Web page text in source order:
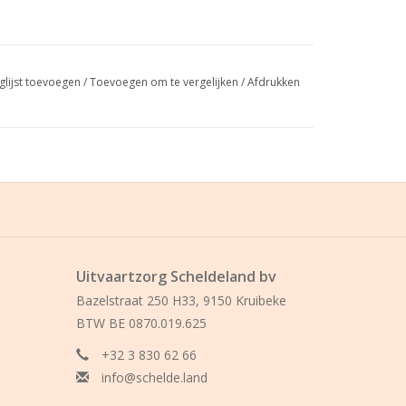
toevoegen /Toevoegen om te vergelijken /Afdrukken
Uitvaartzorg Scheldeland bv
Bazelstraat 250 H33, 9150 Kruibeke
BTW BE 0870.019.625
+32 3 830 62 66
info@schelde.land